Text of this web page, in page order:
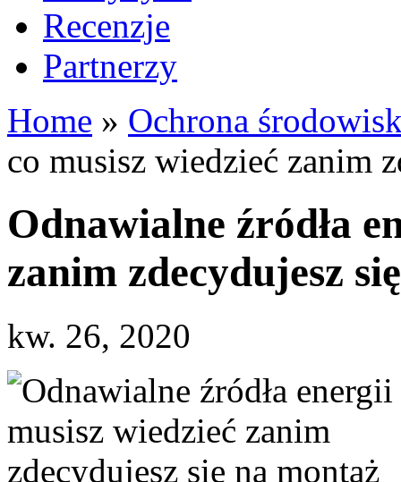
Recenzje
Partnerzy
Home » Ochrona
co musisz wiedzieć zanim
Odnawialne źródła
zanim zdecydujesz
kw. 26, 2020